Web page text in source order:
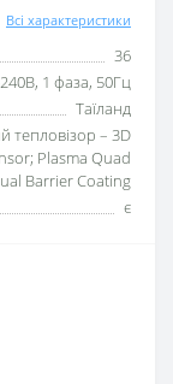
Всі характеристики
36
1 фаза, 50Гц
Таїланд
тепловізор – 3D
Plasma Quad
Barrier Coating
є